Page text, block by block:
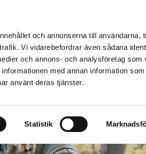
och annonserna till användarna,
Vi vidarebefordrar även sådana
och annons- och analysföretag som
med annan information
använt deras tjänster.
Statistik
föreningsliv Utbildning Om oss